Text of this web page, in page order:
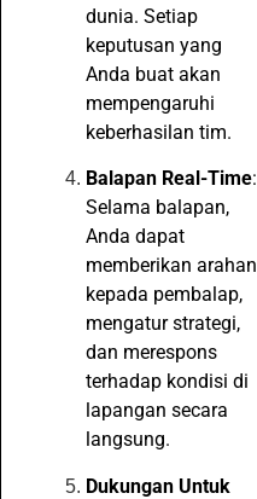
dunia. Setiap
keputusan yang
Anda buat akan
mempengaruhi
keberhasilan tim.
Balapan Real-Time:
Selama balapan,
Anda dapat
memberikan arahan
kepada pembalap,
mengatur strategi,
dan merespons
terhadap kondisi di
lapangan secara
langsung.
Dukungan Untuk